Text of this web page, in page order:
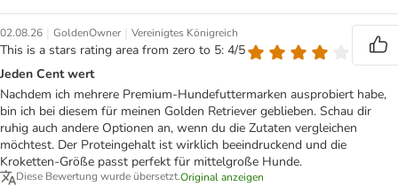
02.08.26 | GoldenOwner | Vereinigtes Königreich
This is a stars rating area from zero to 5: 4/5
Jeden Cent wert
Nachdem ich mehrere Premium-Hundefuttermarken ausprobiert habe,
bin ich bei diesem für meinen Golden Retriever geblieben. Schau dir
ruhig auch andere Optionen an, wenn du die Zutaten vergleichen
möchtest. Der Proteingehalt ist wirklich beeindruckend und die
Kroketten-Größe passt perfekt für mittelgroße Hunde.
Diese Bewertung wurde übersetzt.Original anzeigen